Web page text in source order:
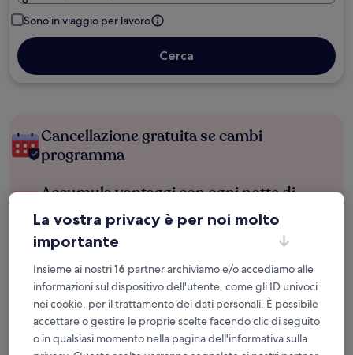
Sono in viaggio per lavoro
Cerca
Cancellazione gratuita se cambi
programma
Accumula vantaggi con ogni notte di
soggiorno
Risparmia di più con le tariffe per soli
iscritti
Controlla i prezzi per queste date
La vostra privacy è per noi molto
importante
Insieme ai nostri16 partner archiviamo e/o accediamo alle
informazioni sul dispositivo dell'utente, come gli ID univoci
nei cookie, per il trattamento dei dati personali. È possibile
accettare o gestire le proprie scelte facendo clic di seguito
o in qualsiasi momento nella pagina dell'informativa sulla